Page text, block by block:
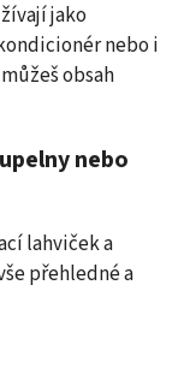
jako
nebo i
obsah
nebo
lahviček a
přehledné a